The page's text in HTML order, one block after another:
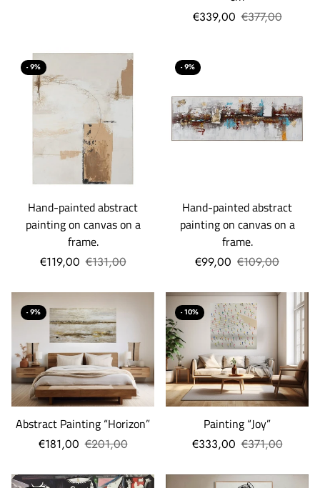
€339,00 €377,00
- 9%
Hand-painted abstract
painting on canvas on a
frame.
€119,00 €131,00
- 9%
Hand-painted abstract
painting on canvas on a
frame.
€99,00 €109,00
- 9%
Abstract Painting “Horizon”
€181,00 €201,00
- 10%
Painting “Joy”
€333,00 €371,00